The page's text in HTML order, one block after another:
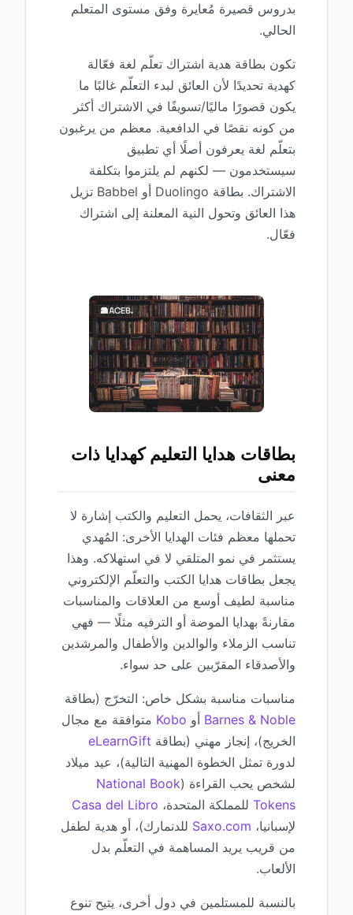
بدروس قصيرة مُعايرة وفق مستوى المتعلم
الحالي.
تكون بطاقة هدية اشتراك تعلّم لغة فعّالة
كهدية تحديدًا لأن العائق لبدء التعلّم غالبًا ما
يكون قصورًا ماليًا/تسويفًا في الاشتراك أكثر
من كونه نقصًا في الدافعية. معظم من يرغبون
بتعلّم لغة يعرفون أصلًا أي تطبيق
سيستخدمون — لكنهم لم يلتزموا بتكلفة
الاشتراك. بطاقة Duolingo أو Babbel تزيل
هذا العائق وتحول النية المعلنة إلى اشتراك
فعّال.
بطاقات هدايا التعليم كهدايا ذات
معنى
عبر الثقافات، يحمل التعليم والكتب إشارة لا
تحملها معظم فئات الهدايا الأخرى: المُهدي
يستثمر في نمو المتلقي لا في استهلاكه. وهذا
يجعل بطاقات هدايا الكتب والتعلّم الإلكتروني
مناسبة لطيف أوسع من العلاقات والمناسبات
مقارنةً بهدايا الموضة أو الترفيه مثلًا — فهي
تناسب الزملاء والوالدين والأطفال والمرشدين
والأصدقاء المقرّبين على حد سواء.
مناسبات مناسبة بشكل خاص: التخرّج (بطاقة
Barnes & NobleأوKoboمتوافقة مع مجال
الخريج)، إنجاز مهني (بطاقةeLearnGift
لدورة تمثل الخطوة المهنية التالية)، عيد ميلاد
لشخص يحب القراءة (National Book
Tokensللمملكة المتحدة،Casa del Libro
لإسبانيا،Saxo.comللدنمارك)، أو هدية لطفل
من قريب يريد المساهمة في التعلّم بدل
الألعاب.
بالنسبة للمستلمين في دول أخرى، يتيح تنوع